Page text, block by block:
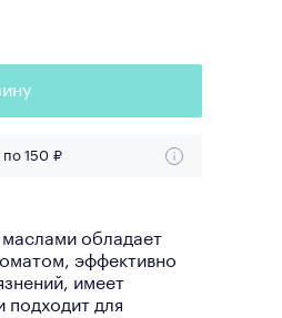
по 150 ₽
обладает
эффективно
имеет
подходит для